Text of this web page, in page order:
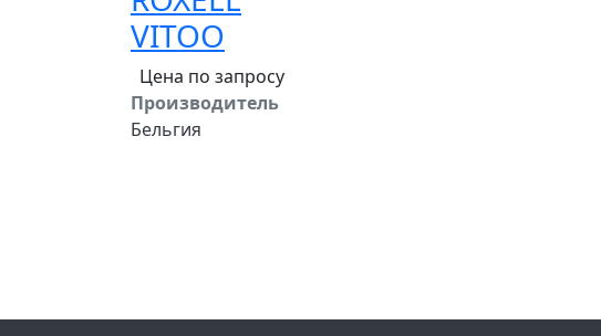
VITOO
Цена по запросу
Производитель
Бельгия